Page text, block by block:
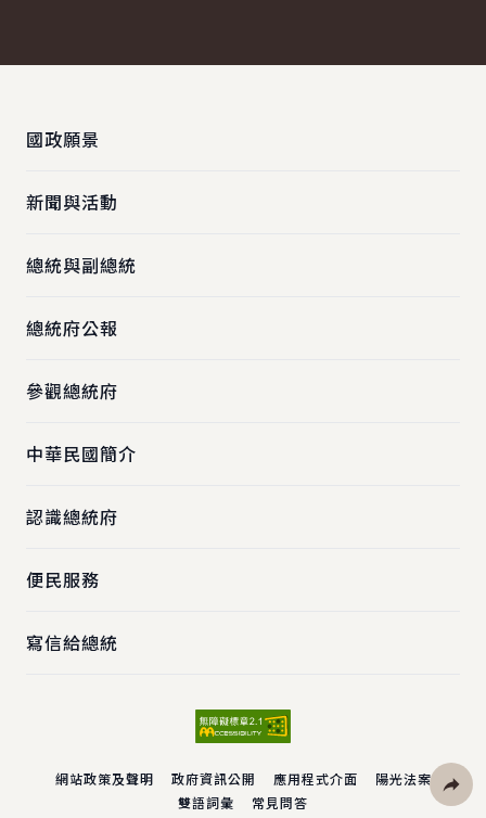
國政願景
新聞與活動
總統與副總統
總統府公報
參觀總統府
中華民國簡介
認識總統府
便民服務
寫信給總統
網站政策及聲明 政府資訊公開 應用程式介面
陽光法案
雙語詞彙
常見問答